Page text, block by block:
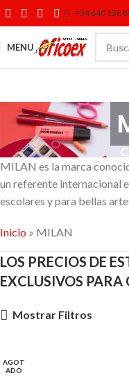
+34 640 158
MENU
MILAN es la marca
un referente internacional
escolares y para bellas
Inicio » MILAN
LOS PRECIOS DE
EXCLUSIVOS
Mostrar Filtros
AGOT
ADO